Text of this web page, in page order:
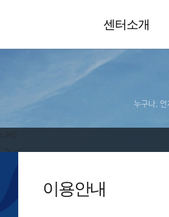
센터소개
누구나, 언
이용안내